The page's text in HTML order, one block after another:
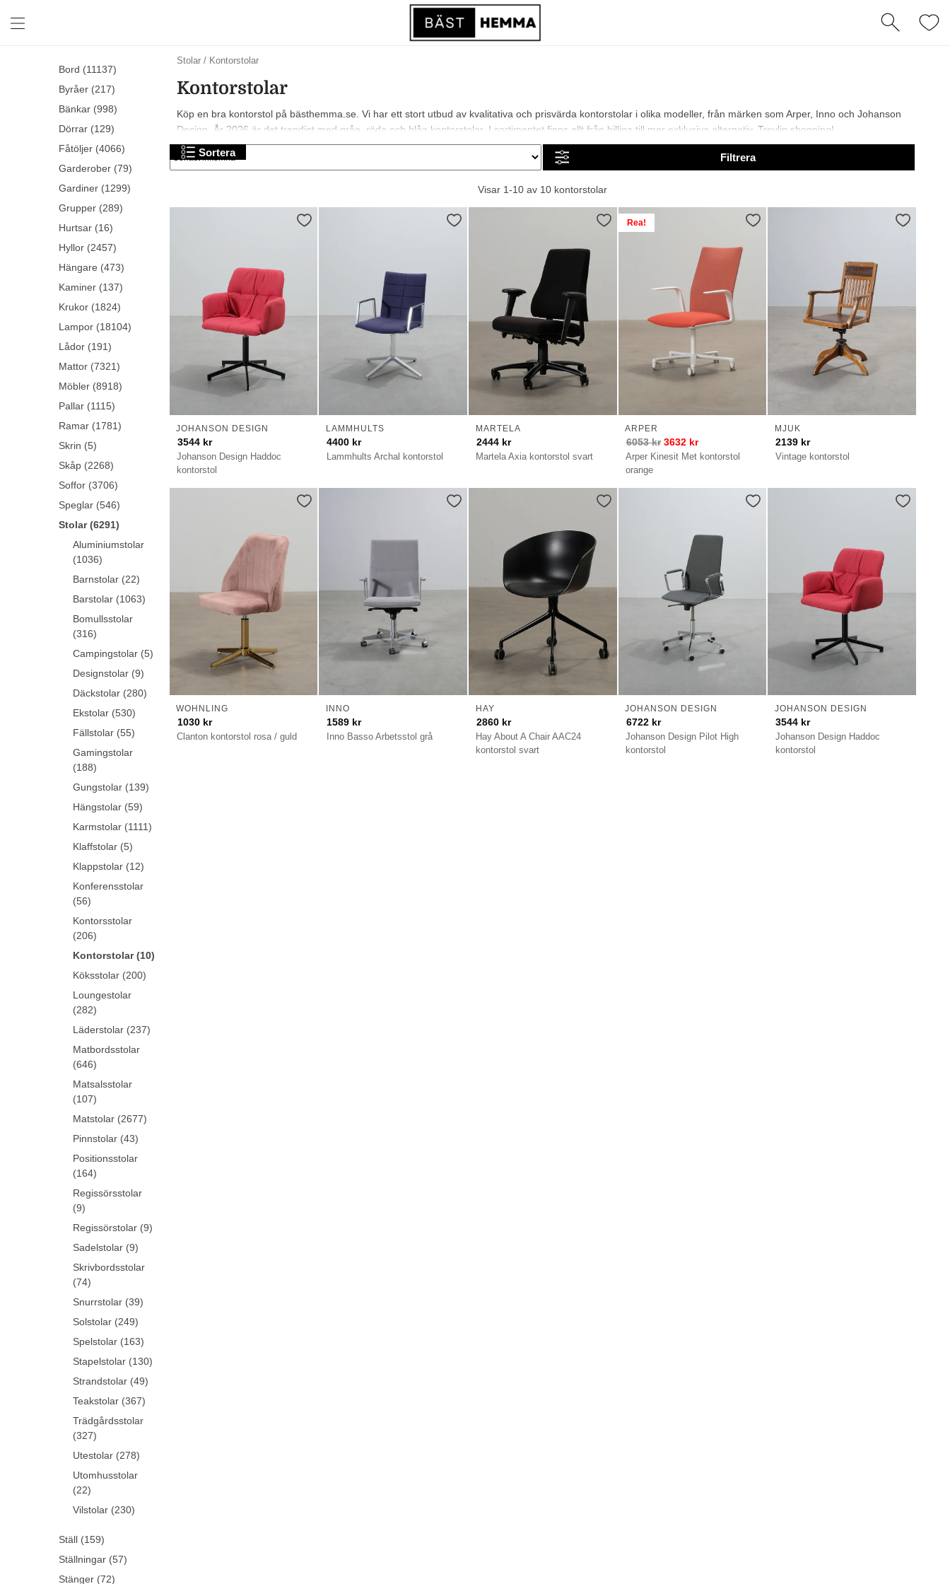
Stolar/ Kontorstolar
Kontorstolar
Köp en bra kontorstol på bästhemma.se. Vi har ett stort utbud av kvalitativa och prisvärda kontorstolar i olika modeller, från märken som Arper, Inno och Johanson
Design. År 2026 är det trendigt med gråa, röda och blåa kontorstolar. I sortimentet finns allt från billiga till mer exklusiva alternativ. Trevlig shopping!
Sortera Filtrera
Visar 1-10 av 10 kontorstolar
Johanson Design Haddoc
kontorstol
JOHANSON DESIGN
3544 kr
Lammhults Archal kontorstol
LAMMHULTS
4400 kr
Martela Axia kontorstol svart
MARTELA
2444 kr
Rea!
Arper Kinesit Met kontorstol
orange
ARPER
6053kr 3632 kr
Vintage kontorstol
MJUK
2139 kr
Clanton kontorstol rosa / guld
WOHNLING
1030 kr
Inno Basso Arbetsstol grå
INNO
1589 kr
Hay About A Chair AAC24
kontorstol svart
HAY
2860 kr
Johanson Design Pilot High
kontorstol
JOHANSON DESIGN
6722 kr
Johanson Design Haddoc
kontorstol
JOHANSON DESIGN
3544 kr
Bord (11137)
Byråer (217)
Bänkar (998)
Dörrar (129)
Fåtöljer (4066)
Garderober (79)
Gardiner (1299)
Grupper (289)
Hurtsar (16)
Hyllor (2457)
Hängare (473)
Kaminer (137)
Krukor (1824)
Lampor (18104)
Lådor (191)
Mattor (7321)
Möbler (8918)
Pallar (1115)
Ramar (1781)
Skrin (5)
Skåp (2268)
Soffor (3706)
Speglar (546)
Stolar (6291)
Aluminiumstolar
(1036)
Barnstolar (22)
Barstolar (1063)
Bomullsstolar
(316)
Campingstolar (5)
Designstolar (9)
Däckstolar (280)
Ekstolar (530)
Fällstolar (55)
Gamingstolar
(188)
Gungstolar (139)
Hängstolar (59)
Karmstolar (1111)
Klaffstolar (5)
Klappstolar (12)
Konferensstolar
(56)
Kontorsstolar
(206)
Kontorstolar (10)
Köksstolar (200)
Loungestolar
(282)
Läderstolar (237)
Matbordsstolar
(646)
Matsalsstolar
(107)
Matstolar (2677)
Pinnstolar (43)
Positionsstolar
(164)
Regissörsstolar
(9)
Regissörstolar (9)
Sadelstolar (9)
Skrivbordsstolar
(74)
Snurrstolar (39)
Solstolar (249)
Spelstolar (163)
Stapelstolar (130)
Strandstolar (49)
Teakstolar (367)
Trädgårdsstolar
(327)
Utestolar (278)
Utomhusstolar
(22)
Vilstolar (230)
Ställ (159)
Ställningar (57)
Stänger (72)